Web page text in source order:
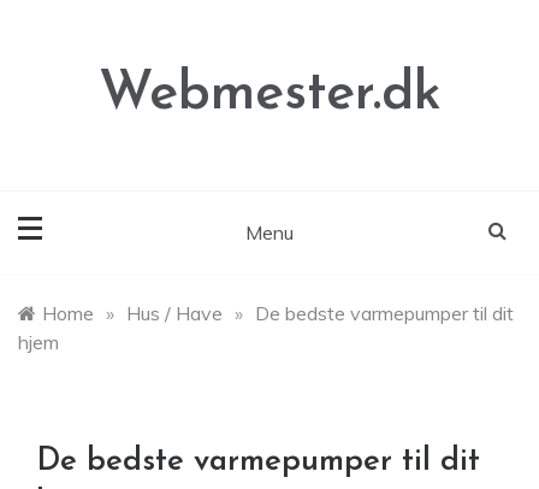
Webmester.dk
Menu
Home » Hus / Have » De bedste varmepumper til dit
hjem
De bedste varmepumper til dit